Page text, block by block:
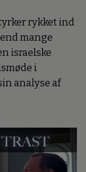
rykket ind
mange
israelske
i
analyse af